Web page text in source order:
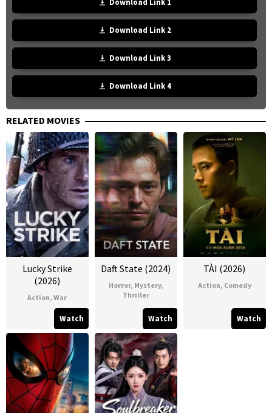
Download Link 1
Download Link 2
Download Link 3
Download Link 4
RELATED MOVIES
Lucky Strike
(2026)
Action,War
Watch
Daft State (2024)
Horror, Mystery,
Thriller
Watch
TÀI (2026)
Action, Comedy
Watch